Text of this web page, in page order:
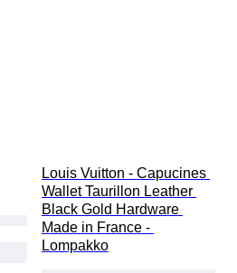
Louis Vuitton - Capucines
Wallet Taurillon Leather
Black Gold Hardware
Made in France -
Lompakko